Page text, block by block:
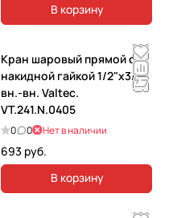
В корзину
Кран шаровый прямой с
накидной гайкой 1/2"x3/4"
вн.-вн. Valtec.
VT.241.N.0405
0 0 Нет в наличии
693 руб.
В корзину